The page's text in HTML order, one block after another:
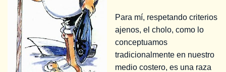
Para mí, respetando criterios
ajenos, el cholo, como lo
conceptuamos
tradicionalmente en nuestro
medio costero, es una raza